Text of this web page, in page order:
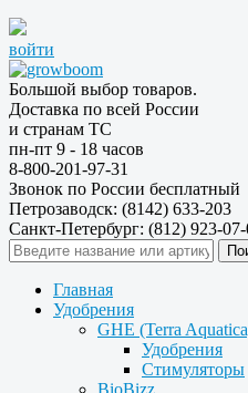
войти
Большой выбор товаров.
Доставка по всей России
и странам ТС
пн-пт 9 - 18 часов
8-800-201-97-31
Звонок по России бесплатный
Петрозаводск: (8142) 633-203
Санкт-Петербург: (812) 923-
Главная
Удобрения
GHE (Terra
Удобрения
Стимуляторы
BioBizz